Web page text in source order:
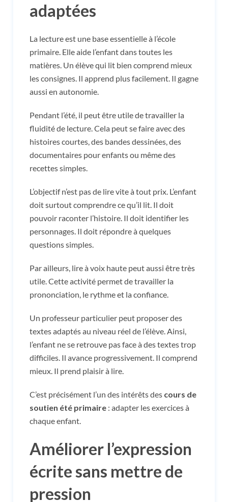
adaptées
La lecture est une base essentielle à l’école
primaire. Elle aide l’enfant dans toutes les
matières. Un élève qui lit bien comprend mieux
les consignes. Il apprend plus facilement. Il gagne
aussi en autonomie.
Pendant l’été, il peut être utile de travailler la
fluidité de lecture. Cela peut se faire avec des
histoires courtes, des bandes dessinées, des
documentaires pour enfants ou même des
recettes simples.
L’objectif n’est pas de lire vite à tout prix. L’enfant
doit surtout comprendre ce qu’il lit. Il doit
pouvoir raconter l’histoire. Il doit identifier les
personnages. Il doit répondre à quelques
questions simples.
Par ailleurs, lire à voix haute peut aussi être très
utile. Cette activité permet de travailler la
prononciation, le rythme et la confiance.
Un professeur particulier peut proposer des
textes adaptés au niveau réel de l’élève. Ainsi,
l’enfant ne se retrouve pas face à des textes trop
difficiles. Il avance progressivement. Il comprend
mieux. Il prend plaisir à lire.
C’est précisément l’un des intérêts des cours de
soutien été primaire : adapter les exercices à
chaque enfant.
Améliorer l’expression
écrite sans mettre de
pression